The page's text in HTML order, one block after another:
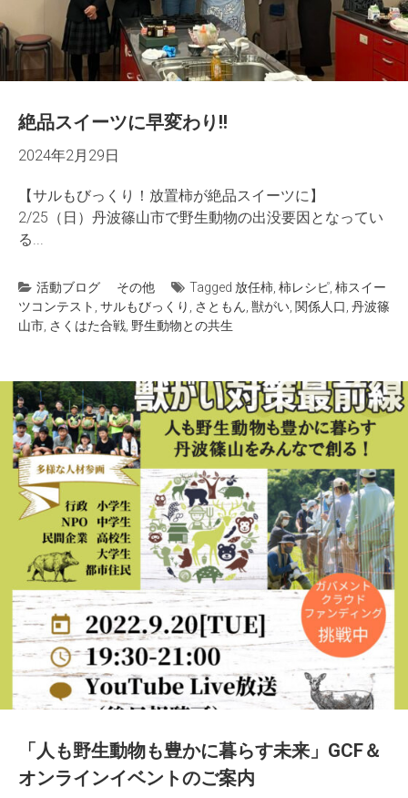
絶品スイーツに早変わり!!
2024年2月29日
【サルもびっくり！放置柿が絶品スイーツに】
2/25（日）丹波篠山市で野生動物の出没要因となってい
る...
活動ブログ その他 Tagged 放任柿 柿レシピ 柿スイー
ツコンテスト サルもびっくり さともん 獣がい 関係人口 丹波篠
山市 さくはた合戦 野生動物との共生
「人も野生動物も豊かに暮らす未来」GCF＆
オンラインイベントのご案内